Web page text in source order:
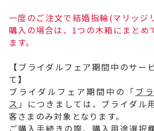
一度のご注文で結婚指輪(マリッジ
購入の場合は、1つの木箱にまとめ
ます。
【ブライダルフェア期間中のサー
て】
ブライダルフェア期間中の「 ブ
ス 」につきましては、ブライダル
客さまのみ対象となります。
ご購入手続きの際、購入用途選択